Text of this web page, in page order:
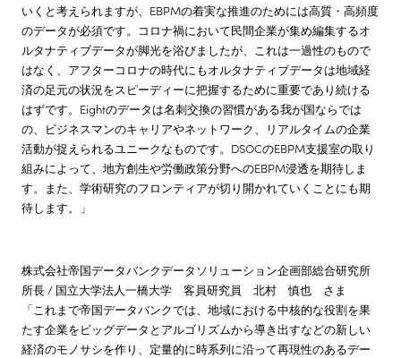
いくと考えられますが、EBPMの着実な推進のためには高質・高頻度
のデータが必須です。コロナ禍において民間企業が集め編集するオ
ルタナティブデータが脚光を浴びましたが、これは一過性のもので
はなく、アフターコロナの時代にもオルタナティブデータは地域経
済の足元の状況をスピーディーに把握するために重要であり続ける
はずです。Eightのデータは名刺交換の習慣がある我が国ならでは
の、ビジネスマンのキャリアやネットワーク、リアルタイムの企業
活動が捉えられるユニークなものです。DSOCのEBPM支援室の取り
組みによって、地方創生や労働政策分野へのEBPM浸透を期待しま
す。また、学術研究のフロンティアが切り開かれていくことにも期
待します。」
株式会社帝国データバンクデータソリューション企画部総合研究所
所長 / 国立大学法人一橋大学 客員研究員 北村 慎也 さま
「これまで帝国データバンクでは、地域における中核的な役割を果
たす企業をビッグデータとアルゴリズムから導き出すなどの新しい
経済のモノサシを作り、定量的に時系列に沿って再現性のあるデー